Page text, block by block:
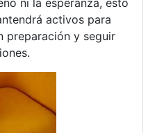
activos para
preparación y seguir